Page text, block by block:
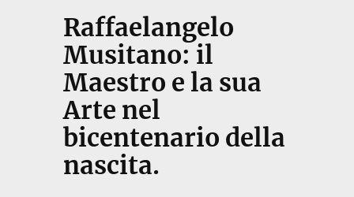
Raffaelangelo
Musitano: il
Maestro e la sua
Arte nel
bicentenario della
nascita.